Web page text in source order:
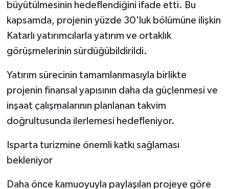
büyütülmesinin hedeflendiğini ifade etti. Bu
kapsamda, projenin yüzde 30'luk bölümüne ilişkin
Katarlı yatırımcılarla yatırım ve ortaklık
görüşmelerinin sürdüğübildirildi.
Yatırım sürecinin tamamlanmasıyla birlikte
projenin finansal yapısının daha da güçlenmesi ve
inşaat çalışmalarının planlanan takvim
doğrultusunda ilerlemesi hedefleniyor.
Isparta turizmine önemli katkı sağlaması
bekleniyor
Daha önce kamuoyuyla paylaşılan projeye göre